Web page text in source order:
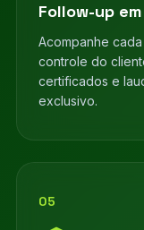
Follow-up
Acompanhe
controle do
certificados e
exclusivo.
05